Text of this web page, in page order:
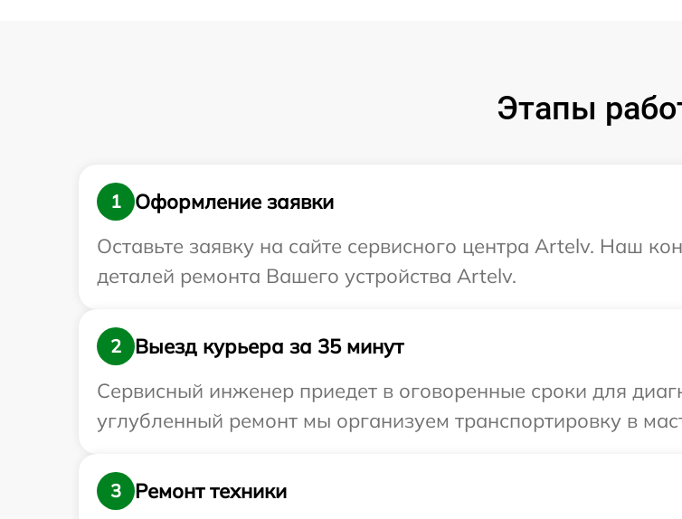
Этапы
1
Оформление заявки
Оставьте заявку на сайте сервисного центра Artelv. Наш
деталей ремонта Вашего устройства Artelv.
2
Выезд курьера за 35 минут
Сервисный инженер приедет в оговоренные сроки для
углубленный ремонт мы организуем транспортировку в
3
Ремонт техники